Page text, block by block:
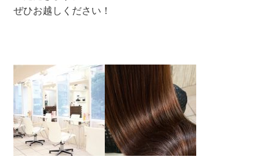
ぜひお越しください！